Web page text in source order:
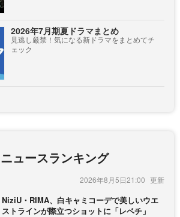
2026年7月期夏ドラマまとめ
見逃し厳禁！気になる新ドラマをまとめてチ
ェック
ニュースランキング
2026年8月5日21:00
NiziU・RIMA、白キャミコーデで美しいウエ
ストラインが際立つショットに「レベチ」